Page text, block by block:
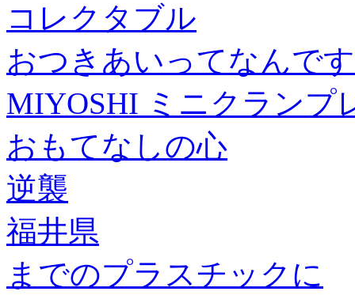
コレクタブル
おつきあいってなんで
MIYOSHI ミニクランプ
おもてなしの心
逆襲
福井県
までのプラスチックに